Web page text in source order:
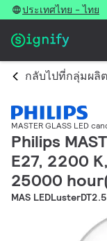
ประเทศไทย - ไทย
กลับไปที่กลุ่มผ
MASTER GLASS LED
Philips
E27, 2200
25000
MAS